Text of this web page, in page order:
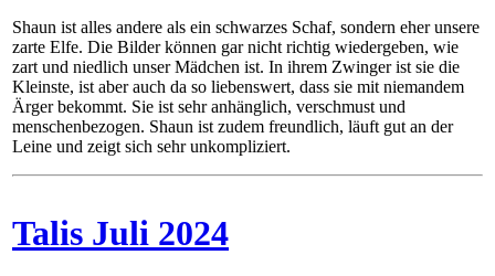
Shaun ist alles andere als ein schwarzes Schaf, sondern eher unsere
zarte Elfe. Die Bilder können gar nicht richtig wiedergeben, wie
zart und niedlich unser Mädchen ist. In ihrem Zwinger ist sie die
Kleinste, ist aber auch da so liebenswert, dass sie mit niemandem
Ärger bekommt. Sie ist sehr anhänglich, verschmust und
menschenbezogen. Shaun ist zudem freundlich, läuft gut an der
Leine und zeigt sich sehr unkompliziert.
Talis Juli 2024